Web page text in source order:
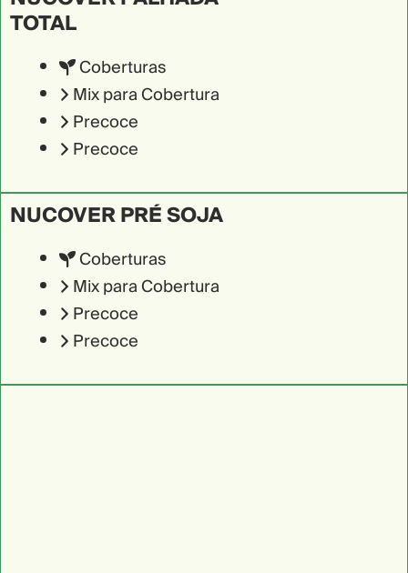
TOTAL
Coberturas
Mix para Cobertura
Precoce
Precoce
NUCOVER PRÉ SOJA
Coberturas
Mix para Cobertura
Precoce
Precoce